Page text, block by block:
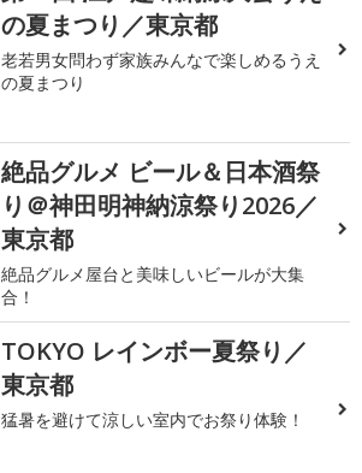
の夏まつり／東京都
老若男女問わず家族みんなで楽しめるうえ
の夏まつり
絶品グルメ ビール＆日本酒祭
り＠神田明神納涼祭り2026／
東京都
絶品グルメ屋台と美味しいビールが大集
合！
TOKYO レインボー夏祭り／
東京都
猛暑を避けて涼しい室内でお祭り体験！